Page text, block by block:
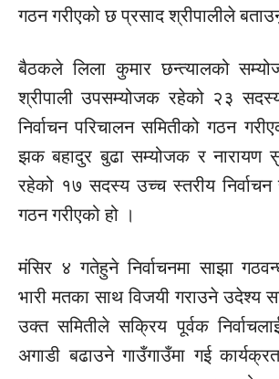
गठन गरीएको छ प्रसाद श्रीपालीले
बैठकले लिला कुमार छन्त्यालको
श्रीपाली उपसम्योजक रहेको २३
निर्वाचन परिचालन समितीको गठन
झक बहादुर बुढा सम्योजक र नारायण
रहेको १७ सदस्य उच्च स्तरीय निर्वाचन
गठन गरीएको हो ।
मंसिर ४ गतेहुने निर्वाचनमा साझा
भारी मतका साथ विजयी गराउने उदेश्य
उक्त समितीले सक्रिय पूर्वक
अगाडी बढाउने गाउँगाउँमा गई